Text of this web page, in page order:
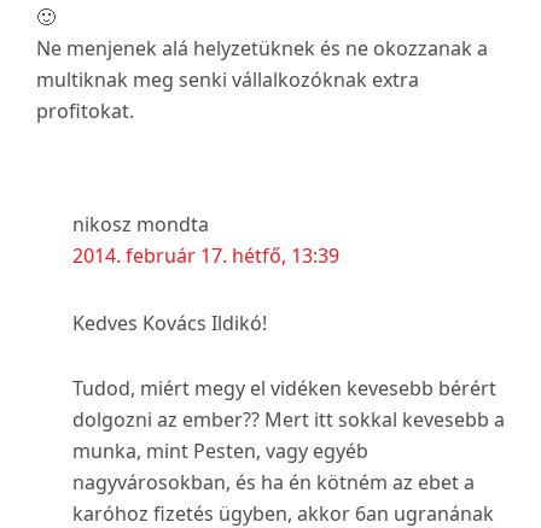
🙂
Ne menjenek alá helyzetüknek és ne okozzanak a
multiknak meg senki vállalkozóknak extra
profitokat.
nikosz mondta
2014. február 17. hétfő, 13:39
Kedves Kovács Ildikó!
Tudod, miért megy el vidéken kevesebb bérért
dolgozni az ember?? Mert itt sokkal kevesebb a
munka, mint Pesten, vagy egyéb
nagyvárosokban, és ha én kötném az ebet a
karóhoz fizetés ügyben, akkor 6an ugranának